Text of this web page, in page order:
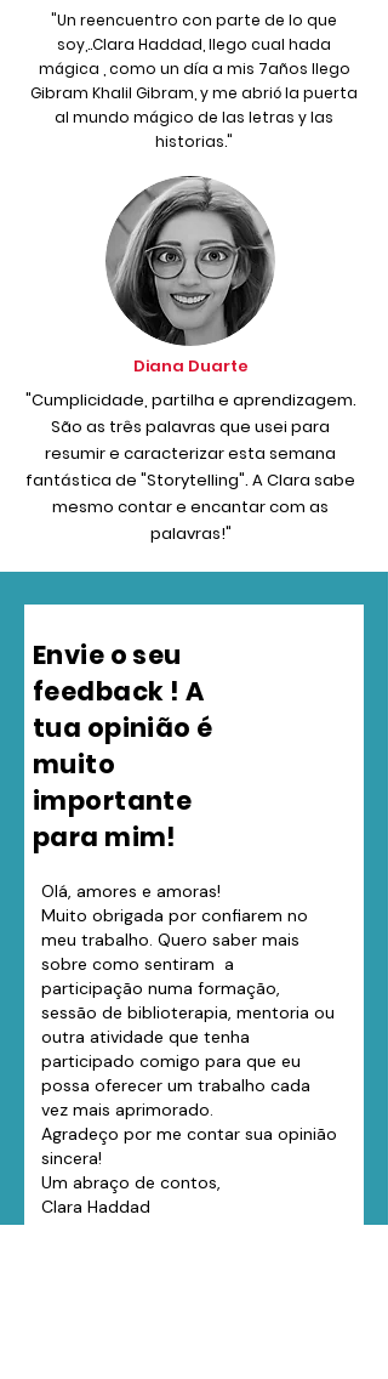
"Un reencuentro con parte de lo que
soy,..Clara Haddad, llego cual hada
mágica , como un día a mis 7años llego
Gibram Khalil Gibram, y me abrió la puerta
al mundo mágico de las letras y las
historias."
Diana Duarte
"Cumplicidade, partilha e aprendizagem.
São as três palavras que usei para
resumir e caracterizar esta semana
fantástica de "Storytelling". A Clara sabe
mesmo contar e encantar com as
palavras!"
Envie o seu
feedback ! A
tua opinião é
muito
importante
para mim!
Olá, amores e amoras!
Muito obrigada por confiarem no
meu trabalho. Quero saber mais
sobre como sentiram a
participação numa formação,
sessão de biblioterapia, mentoria ou
outra atividade que tenha
participado comigo para que eu
possa oferecer um trabalho cada
vez mais aprimorado.
Agradeço por me contar sua opinião
sincera!
Um abraço de contos,
Clara Haddad